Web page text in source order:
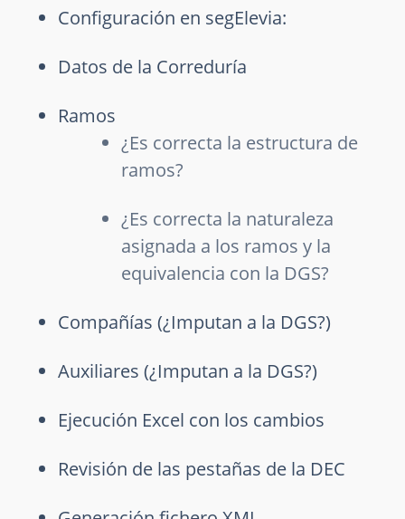
Configuración en segElevia:
Datos de la Correduría
Ramos
¿Es correcta la estructura de
ramos?
¿Es correcta la naturaleza
asignada a los ramos y la
equivalencia con la DGS?
Compañías (¿Imputan a la DGS?)
Auxiliares (¿Imputan a la DGS?)
Ejecución Excel con los cambios
Revisión de las pestañas de la DEC